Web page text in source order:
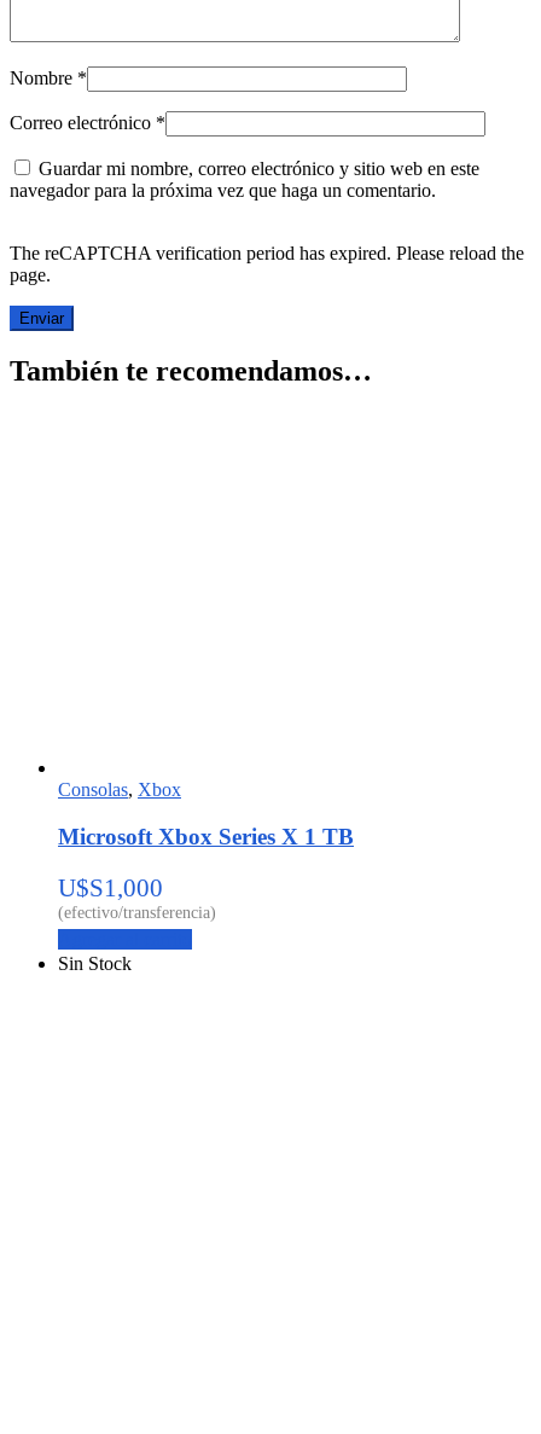
Nombre *
Correo electrónico *
Guardar mi nombre, correo electrónico y sitio web en este
navegador para la próxima vez que haga un comentario.
The reCAPTCHA verification period has expired. Please reload the
page.
También te recomendamos…
Consolas, Xbox
Microsoft Xbox Series X 1 TB
U$S1,000
Sin Stock